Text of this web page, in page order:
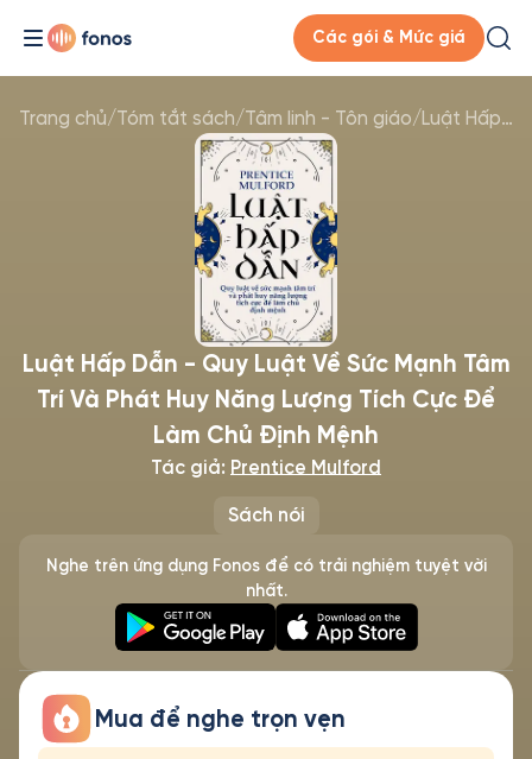
Các gói & Mức giá
Trang chủ/Tóm tắt sách/Tâm linh - Tôn giáo/ Luật Hấp Dẫn - Quy Luật Về Sức Mạnh Tâm Trí Và Phát Huy Năng Lượng Tích Cực Để Làm Chủ Định Mệnh
Sách nói
Luật Hấp Dẫn - Quy Luật Về Sức Mạnh Tâm
Trí Và Phát Huy Năng Lượng Tích Cực Để
Làm Chủ Định Mệnh
Tác giả: Prentice Mulford
Nghe trên ứng dụng Fonos để có trải nghiệm tuyệt vời
nhất.
Mua để nghe trọn vẹn